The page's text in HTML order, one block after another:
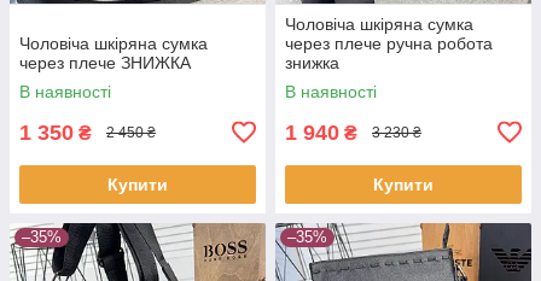
Чоловіча шкіряна сумка
через плече ЗНИЖКА
В наявності
1 350 ₴ 2 450 ₴
Купити
Чоловіча шкіряна сумка
через плече ручна робота
знижка
В наявності
1 940 ₴ 3 230 ₴
Купити
–35% –35%